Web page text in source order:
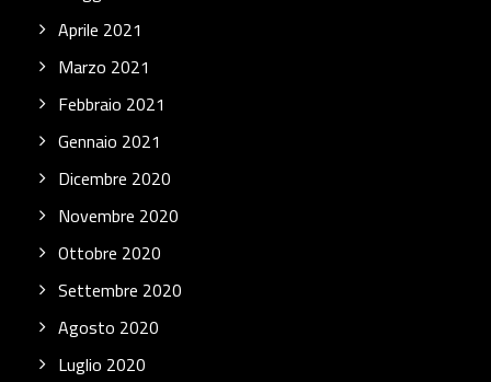
Aprile 2021
Marzo 2021
Febbraio 2021
Gennaio 2021
Dicembre 2020
Novembre 2020
Ottobre 2020
Settembre 2020
Agosto 2020
Luglio 2020